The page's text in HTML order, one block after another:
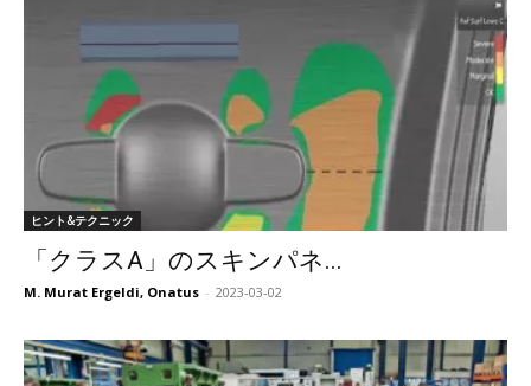
ヒント&テクニック
「クラスA」のスキンパネ...
M. Murat Ergeldi, Onatus - 2023-03-02